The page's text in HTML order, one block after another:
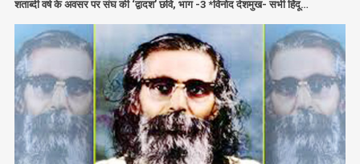
शताब्दी वर्ष के अवसर पर संघ की ‘द्वादश’ छवि, भाग -3 *विनोद देशमुख- सभी हिंदू…